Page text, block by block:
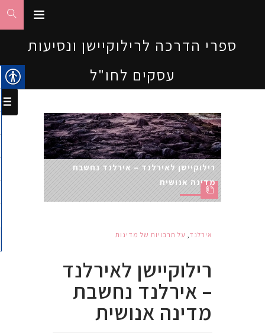
ספרי הדרכה לרילוקיישן ונסיעות
עסקים לחו"ל
רילוקיישן לאירלנד – אירלנד נחשבת
מדינה אנושית
אירלנד, על תרבויות של מדינות
רילוקיישן לאירלנד
– אירלנד נחשבת
מדינה אנושית